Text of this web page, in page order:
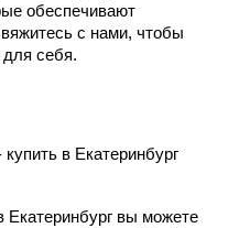
обеспечивают
с нами, чтобы
себя.
в Екатеринбург
Екатеринбург вы можете